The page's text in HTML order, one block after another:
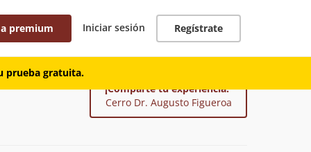
premium Iniciar sesión Regístrate
prueba gratuita.
¡Comparte tu experiencia!
Cerro Dr. Augusto Figueroa